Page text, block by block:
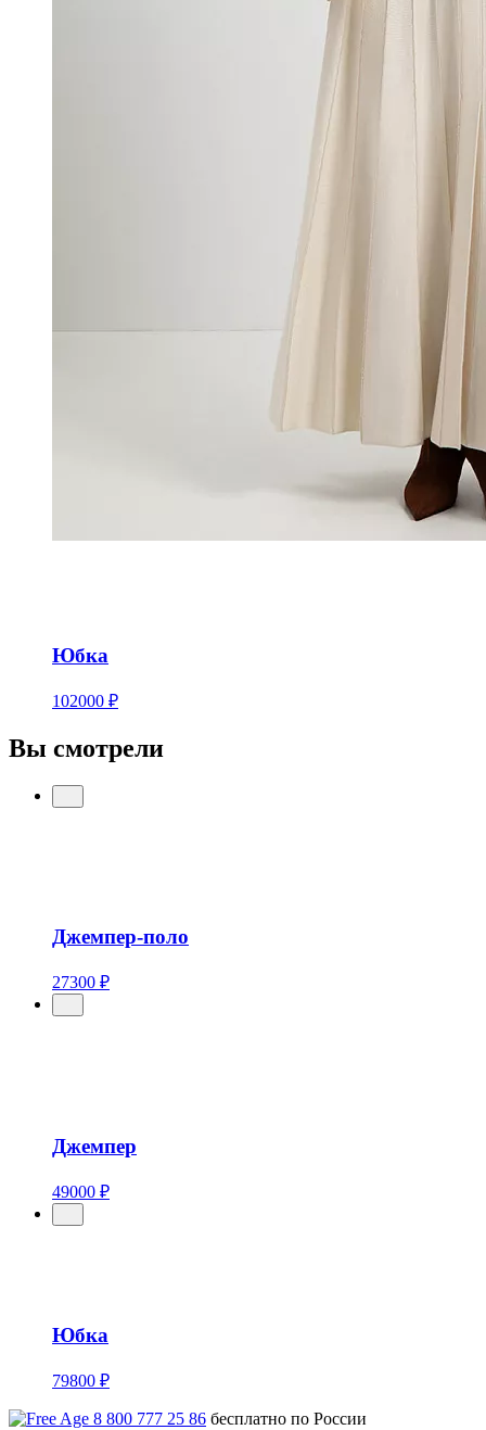
Юбка
102000 ₽
Вы смотрели
Джемпер-поло
27300 ₽
Джемпер
49000 ₽
Юбка
79800 ₽
8 800 777 25 86 бесплатно по России